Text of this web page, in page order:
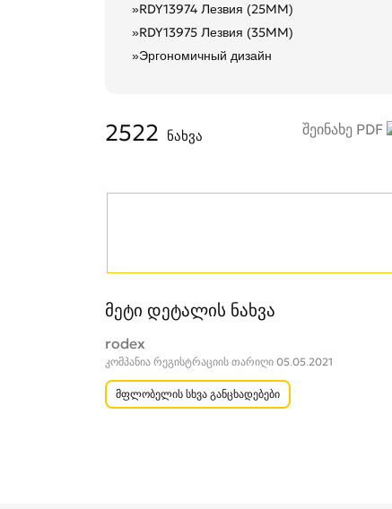
»RDY13974 Лезвия (25MM)
»RDY13975 Лезвия (35MM)
»Эргономичный дизайн
შეინახე PDF
2522 ნახვა
მეტი დეტალის ნახვა
rodex
კომპანია რეგისტრაციის თარიღი 05.05.2021
მფლობელის სხვა განცხადებები